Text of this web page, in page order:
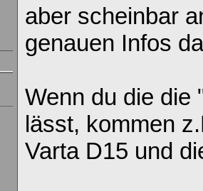
aber scheinbar
genauen Infos
Wenn du die die
lässt, kommen
Varta D15 und